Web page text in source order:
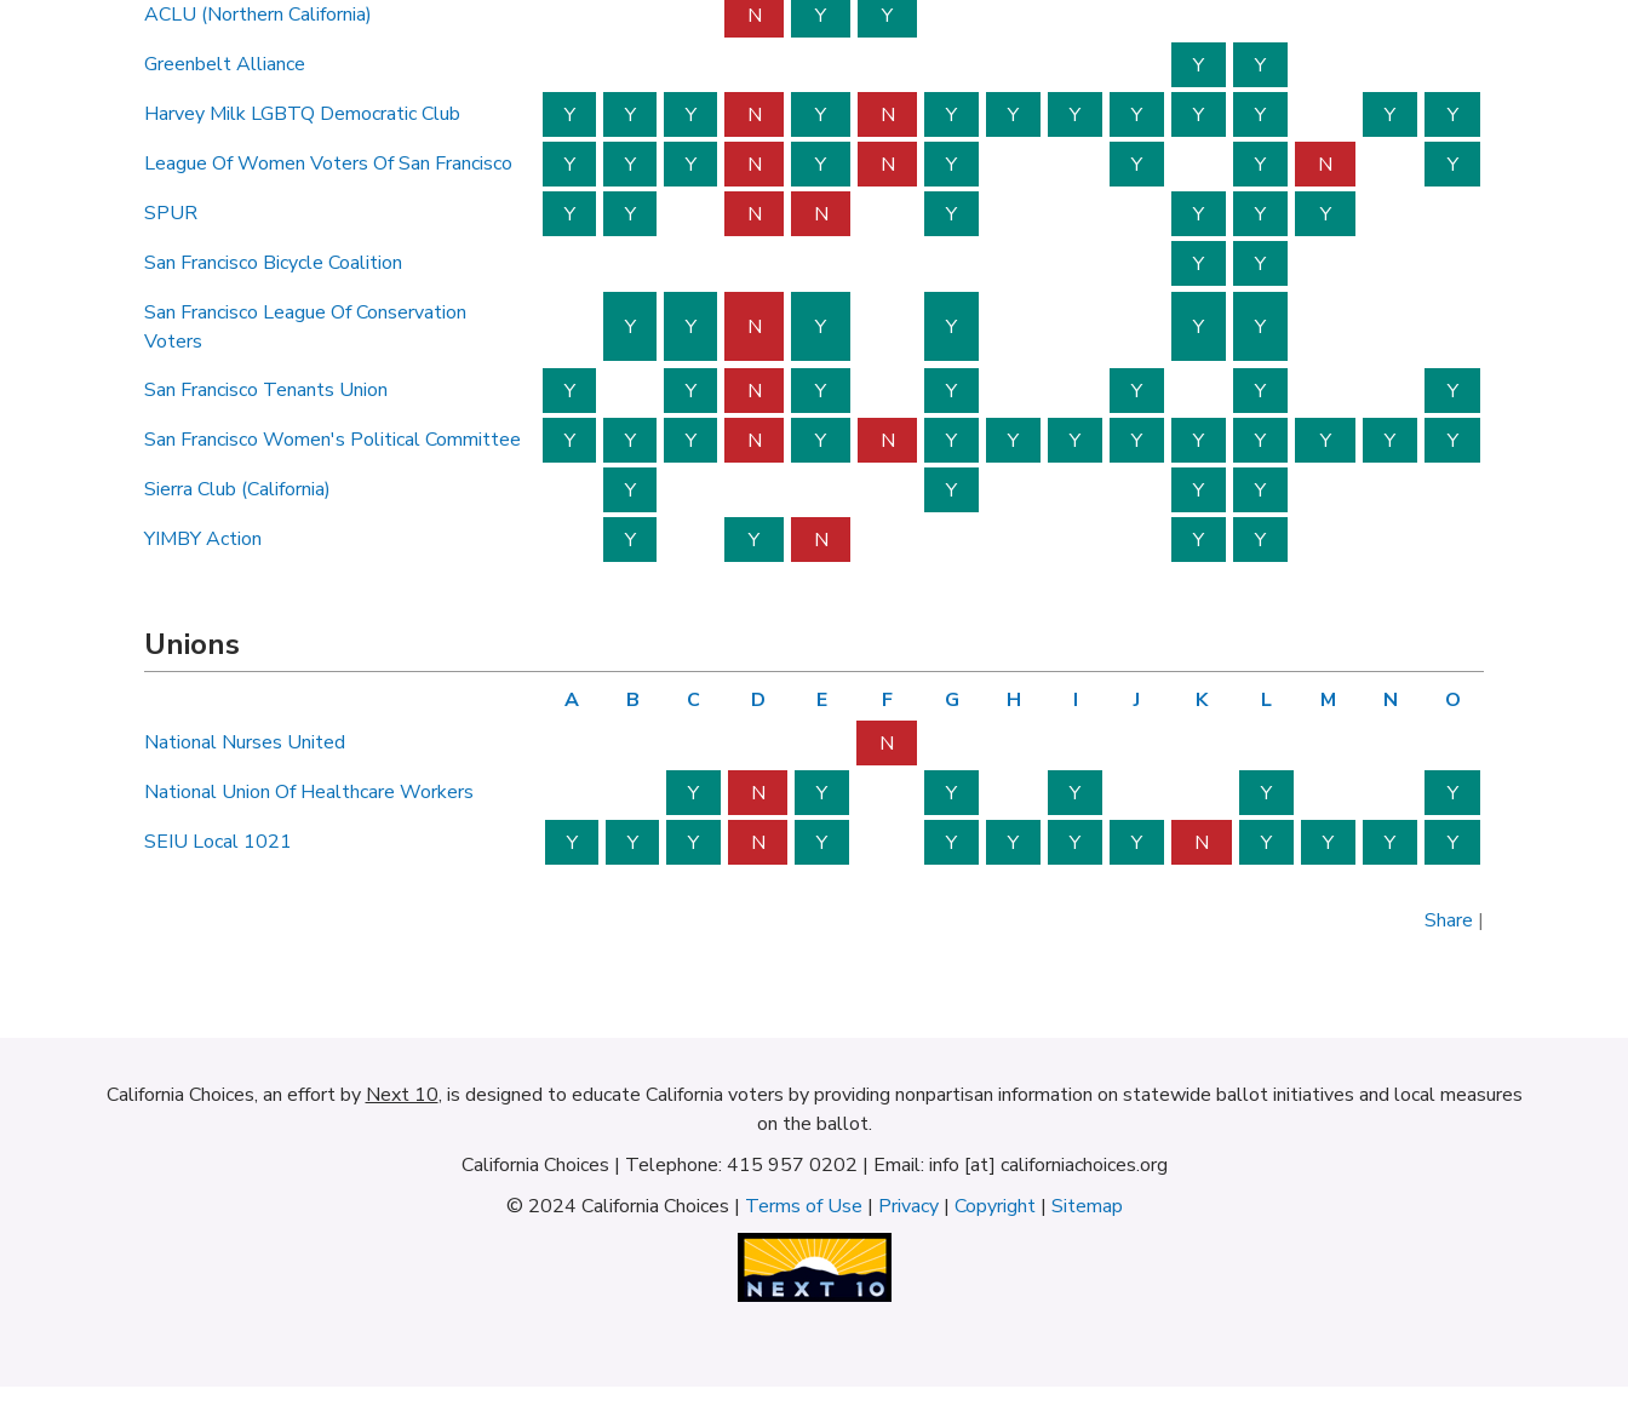
ACLU (Northern California)
N Y
Y
Greenbelt Alliance
Y
Y
Harvey Milk LGBTQ Democratic Club
Y Y Y N Y N Y Y Y Y Y Y Y
Y
League Of Women Voters Of San Francisco
Y Y Y N Y N Y Y Y N
Y
SPUR
Y Y N N Y Y Y
Y
San Francisco Bicycle Coalition
Y
Y
San Francisco League Of Conservation
Voters
Y Y N Y Y Y Y
San Francisco Tenants Union Y Y N Y Y Y Y
Y
San Francisco Women's Political Committee
Y Y Y N Y N Y Y Y Y Y Y Y Y
Y
Sierra Club (California)
Y Y Y
Y
YIMBY Action
Y Y N Y Y
Unions
A B C D E F G H I J K L M N
O
National Nurses United
N
National Union Of Healthcare Workers
Y N Y Y Y Y
Y
SEIU Local 1021
Y Y Y N Y Y Y Y Y N Y Y Y Y
Share |
California Choices, an effort by Next 10, is designed to educate California voters by providing nonpartisan information on statewide ballot initiatives and local measures
on the ballot.
California Choices | Telephone: 415 957 0202 | Email: info [at] californiachoices.org
© 2024 California Choices | Terms of Use | Privacy| Copyright| Sitemap